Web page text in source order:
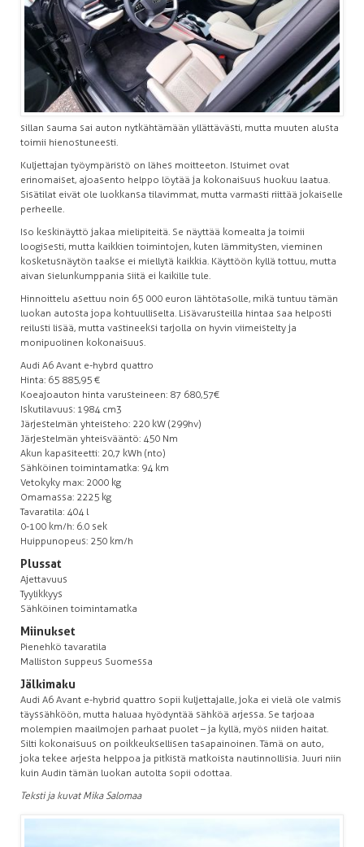
sillan sauma sai auton nytkähtämään yllättävästi, mutta muuten alusta
toimii hienostuneesti.
Kuljettajan työympäristö on lähes moitteeton. Istuimet ovat
erinomaiset, ajoasento helppo löytää ja kokonaisuus huokuu laatua.
Sisätilat eivät ole luokkansa tilavimmat, mutta varmasti riittää jokaiselle
perheelle.
Iso keskinäyttö jakaa mielipiteitä. Se näyttää komealta ja toimii
loogisesti, mutta kaikkien toimintojen, kuten lämmitysten, vieminen
kosketusnäytön taakse ei miellytä kaikkia. Käyttöön kyllä tottuu, mutta
aivan sielunkumppania siitä ei kaikille tule.
Hinnoittelu asettuu noin 65 000 euron lähtötasolle, mikä tuntuu tämän
luokan autosta jopa kohtuulliselta. Lisävarusteilla hintaa saa helposti
reilusti lisää, mutta vastineeksi tarjolla on hyvin viimeistelty ja
monipuolinen kokonaisuus.
Audi A6 Avant e-hybrd quattro
Hinta: 65 885,95 €
Koeajoauton hinta varusteineen: 87 680,57€
Iskutilavuus: 1984 cm3
Järjestelmän yhteisteho: 220 kW (299hv)
Järjestelmän yhteisvääntö: 450 Nm
Akun kapasiteetti: 20,7 kWh (nto)
Sähköinen toimintamatka: 94 km
Vetokyky max: 2000 kg
Omamassa: 2225 kg
Tavaratila: 404 l
0-100 km/h: 6.0 sek
Huippunopeus: 250 km/h
Plussat
Ajettavuus
Tyylikkyys
Sähköinen toimintamatka
Miinukset
Pienehkö tavaratila
Malliston suppeus Suomessa
Jälkimaku
Audi A6 Avant e-hybrid quattro sopii kuljettajalle, joka ei vielä ole valmis
täyssähköön, mutta haluaa hyödyntää sähköä arjessa. Se tarjoaa
molempien maailmojen parhaat puolet – ja kyllä, myös niiden haitat.
Silti kokonaisuus on poikkeuksellisen tasapainoinen. Tämä on auto,
joka tekee arjesta helppoa ja pitkistä matkoista nautinnollisia. Juuri niin
kuin Audin tämän luokan autolta sopii odottaa.
Teksti ja kuvat Mika Salomaa